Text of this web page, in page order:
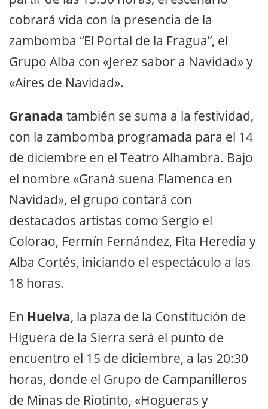
cobrará vida con la presencia de la
zambomba “El Portal de la Fragua”, el
Grupo Alba con «Jerez sabor a Navidad» y
«Aires de Navidad».
Granada también se suma a la festividad,
con la zambomba programada para el 14
de diciembre en el Teatro Alhambra. Bajo
el nombre «Graná suena Flamenca en
Navidad», el grupo contará con
destacados artistas como Sergio el
Colorao, Fermín Fernández, Fita Heredia y
Alba Cortés, iniciando el espectáculo a las
18 horas.
En Huelva, la plaza de la Constitución de
Higuera de la Sierra será el punto de
encuentro el 15 de diciembre, a las 20:30
horas, donde el Grupo de Campanilleros
de Minas de Riotinto, «Hogueras y